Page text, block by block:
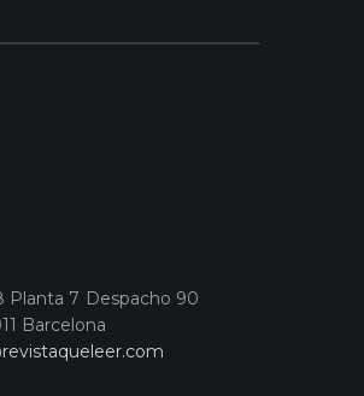
Planta 7 Despacho 90
Barcelona